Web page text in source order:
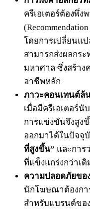
ครีเอเตอร์ต้องพึ่ง
โดยการเปลี่ยนแป
สามารถส่งผลกระ
มหาศาล ซึ่งสร้า
อาชีพหลัก
ภาวะคอนเทนต์ล้
เมื่อมีครีเอเตอร์
การแข่งขันจึงสูง
ออกมาได้ในปัจจุ
ที่สูงขึ้น” และการ
ที่แข็งแกร่งกว่าเดิ
ความปลอดภัยขอ
นักโฆษณาต้องก
สำหรับแบรนด์ขอ